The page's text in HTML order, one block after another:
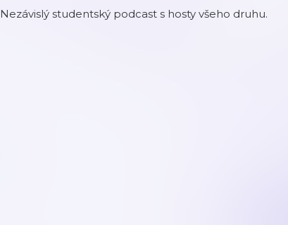
Nezávislý studentský podcast s hosty všeho druhu.